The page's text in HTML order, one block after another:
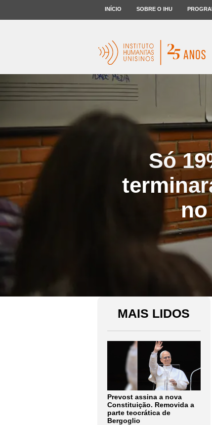
INÍCIO SOBRE O IHU
Só
MAIS LIDOS
Prevost assina a nova
Constituição. Removida a
parte teocrática de
Bergoglio